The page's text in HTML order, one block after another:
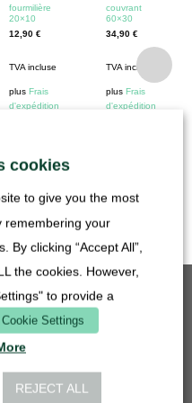
fourmilière
20×10
12,90 €
TVA incluse
plus Frais
d'expédition
couvrant
60×30
34,90€
TVA incluse
plusFrais
d'expédition
inoxydable
cookies
to give you the most
remembering your
By clicking “Accept All”,
the cookies. However,
to provide a
Cookie Settings
REJECT ALL